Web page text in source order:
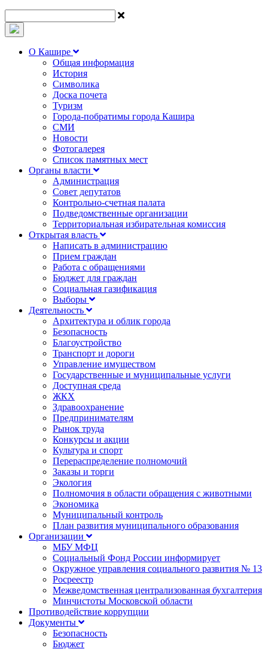
О Кашире
Общая информация
История
Символика
Доска почета
Туризм
Города-побратимы города Кашира
СМИ
Новости
Фотогалерея
Список памятных мест
Органы власти
Администрация
Совет депутатов
Контрольно-счетная палата
Подведомственные организации
Территориальная избирательная комиссия
Открытая власть
Написать в администрацию
Прием граждан
Работа с обращениями
Бюджет для граждан
Социальная газификация
Выборы
Деятельность
Архитектура и облик города
Безопасность
Благоустройство
Транспорт и дороги
Управление имуществом
Государственные и муниципальные услуги
Доступная среда
ЖКХ
Здравоохранение
Предпринимателям
Рынок труда
Конкурсы и акции
Культура и спорт
Перераспределение полномочий
Заказы и торги
Экология
Полномочия в области обращения с животными
Экономика
Муниципальный контроль
План развития муниципального образования
Организации
МБУ МФЦ
Социальный Фонд России информирует
Окружное управления социального развития № 13
Росреестр
Межведомственная централизованная бухгалтерия
Минчистоты Московской области
Противодействие коррупции
Документы
Безопасность
Бюджет